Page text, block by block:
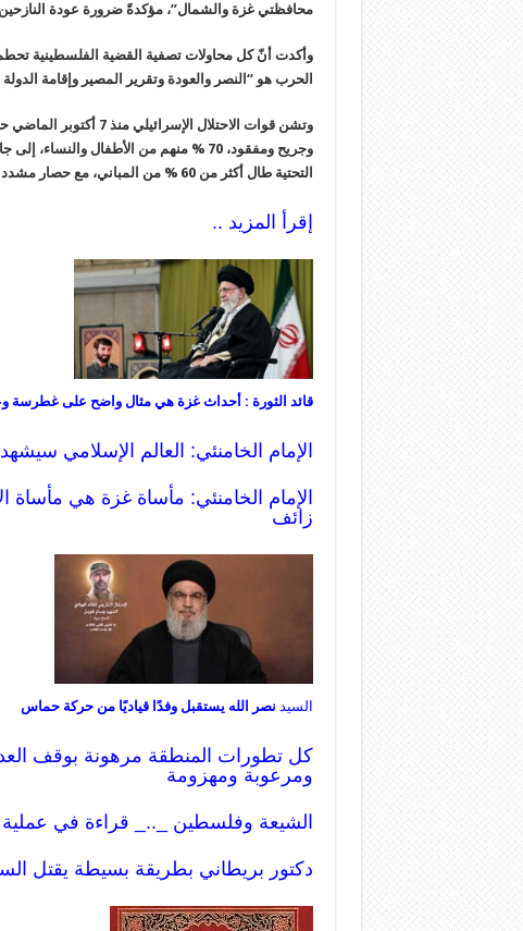
محافظتي غزة والشمال”، مؤكدةً ضرورة عودة
وأكدت أنّ كل محاولات تصفية القضية الفلسطينية
الحرب هو “النصر والعودة وتقرير المصير وإقامة
وجريح ومفقود، 70 % منهم من الأطفال
التحتية طال أكثر من 60 % من المباني، مع حصار مشدد وأزمة إنسانية خانقة ومجاعة غير مسبوقة.
إقرأ المزيد ..
قائد الثورة : أحداث غزة هي مثال واضح على غطرسة
الإمام الخامنئي: العالم الإسلامي
الإمام الخامنئي: مأساة غزة هي مأساة
زائف
السيد نصر الله يستقبل وفدًا قياديًا من حركة ‏حماس
كل تطورات المنطقة مرهونة بوقف
ومرعوبة ومهزومة
الشيعة وفلسطين _.._ قراءة في
دكتور بريطاني بطريقة بسيطة يقتل